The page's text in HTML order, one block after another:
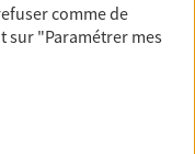
proches en cas
pour les
comme de
sur "Paramétrer mes